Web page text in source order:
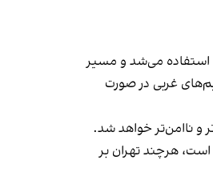
استفاده می‌شد و مسیر
غربی در صورت
و ناامن‌تر خواهد شد.
میانی همچنان عملا بسته است، هرچند تهران بر